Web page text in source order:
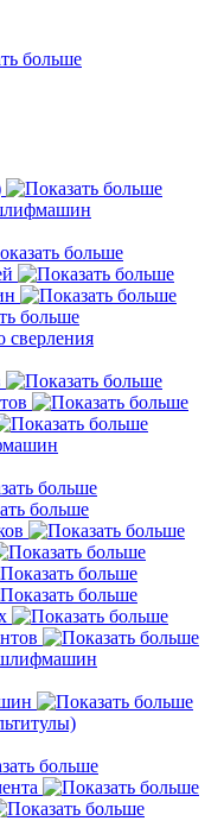
сверления
шлифмашин